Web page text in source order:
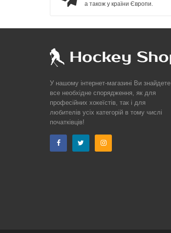
а також у країни Європи.
У нашому інтернет-магазині Ви знайдете
все необхідне спорядження, як для
професійних хокеїстів, так і для
любителів усіх категорій в тому числі
початківців!